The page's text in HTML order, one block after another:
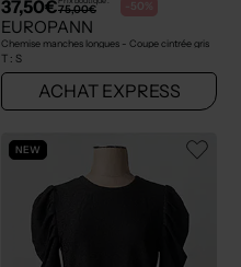
37,50€75,00€ -50%
EUROPANN
Chemise manches longues - Coupe cintrée gris
T : S
ACHAT EXPRESS
NEW